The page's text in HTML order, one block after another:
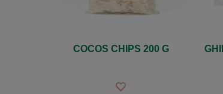
COCOS CHIPS 200 G